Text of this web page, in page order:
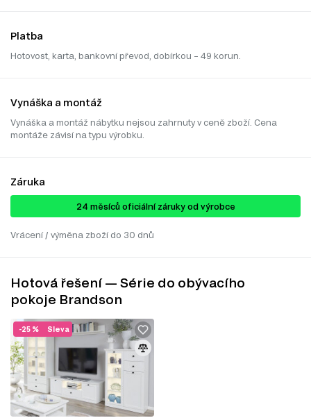
Platba
Hotovost, karta, bankovní převod, dobírkou – 49 korun.
Vynáška a montáž
Vynáška a montáž nábytku nejsou zahrnuty v ceně zboží. Cena
montáže závisí na typu výrobku.
Záruka
24 ​​​​měsíců oficiální záruky od výrobce
Vrácení / výměna zboží do 30 dnů
Hotová řešení — Série do obývacího
pokoje Brandson
Sleva
-25 %